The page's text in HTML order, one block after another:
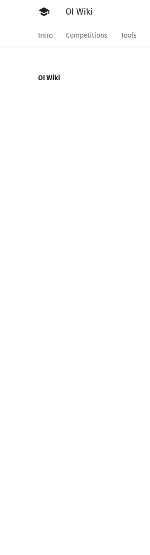
school OI Wiki
Intro Competitions Tools
OI Wiki